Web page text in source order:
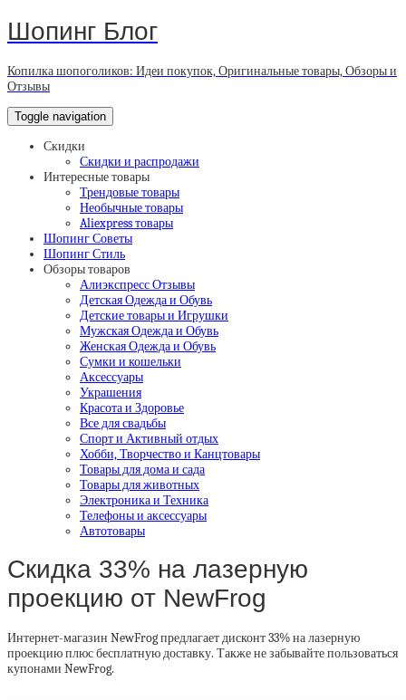
Шопинг Блог
Копилка шопоголиков: Идеи покупок, Оригинальные товары, Обзоры и
Отзывы
Toggle navigation
Скидки
Скидки и распродажи
Интересные товары
Трендовые товары
Необычные товары
Aliexpress товары
Шопинг Советы
Шопинг Стиль
Обзоры товаров
Алиэкспресс Отзывы
Детская Одежда и Обувь
Детские товары и Игрушки
Мужская Одежда и Обувь
Женская Одежда и Обувь
Сумки и кошельки
Аксессуары
Украшения
Красота и Здоровье
Все для свадьбы
Спорт и Активный отдых
Хобби, Творчество и Канцтовары
Товары для дома и сада
Товары для животных
Электроника и Техника
Телефоны и аксессуары
Автотовары
Скидка 33% на лазерную
проекцию от NewFrog
Интернет-магазин NewFrog предлагает дисконт 33% на лазерную
проекцию плюс бесплатную доставку. Также не забывайте пользоваться
купонами NewFrog.